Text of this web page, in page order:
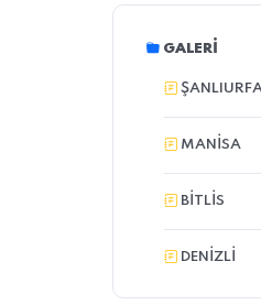
GALERI
MANİSA
BITLIS
DENIZLI